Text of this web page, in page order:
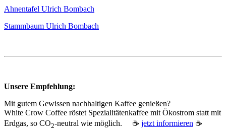
Ahnentafel Ulrich Bombach
Stammbaum Ulrich Bombach
Unsere Empfehlung:
Mit gutem Gewissen nachhaltigen Kaffee genießen?
White Crow Coffee röstet Spezialitätenkaffee mit Ökostrom statt mit
Erdgas, so CO2‑neutral wie möglich. ☕ jetzt informieren ☕